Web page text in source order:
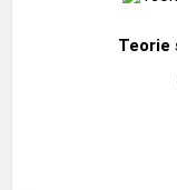
Teorie